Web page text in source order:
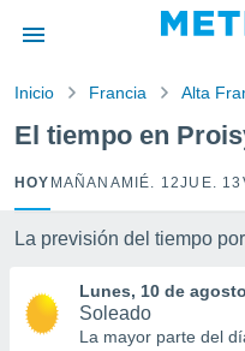
por
para
que se
calidad.
a este
y
Inicio Francia Alta
El tiempo en
HOY MAÑANA MIÉ. 12JUE. 13
La previsión del tiempo
Lunes, 10 de agosto
Soleado
La mayor parte del